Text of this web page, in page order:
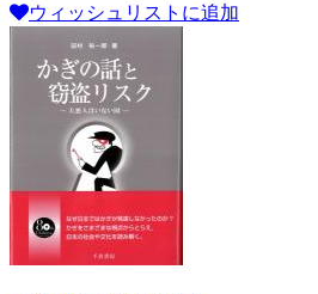
ウィッシュリストに追加